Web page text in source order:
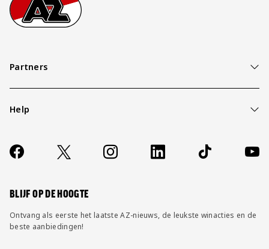
Partners
Help
Contact
FAQ
Socials
https://www.facebook.com/AZAlkmaar
X Instagram LinkedIn TikTok
BLIJF OP DE HOOGTE
Ontvang als eerste het laatste AZ-nieuws, de leukste winacties en de
beste aanbiedingen!